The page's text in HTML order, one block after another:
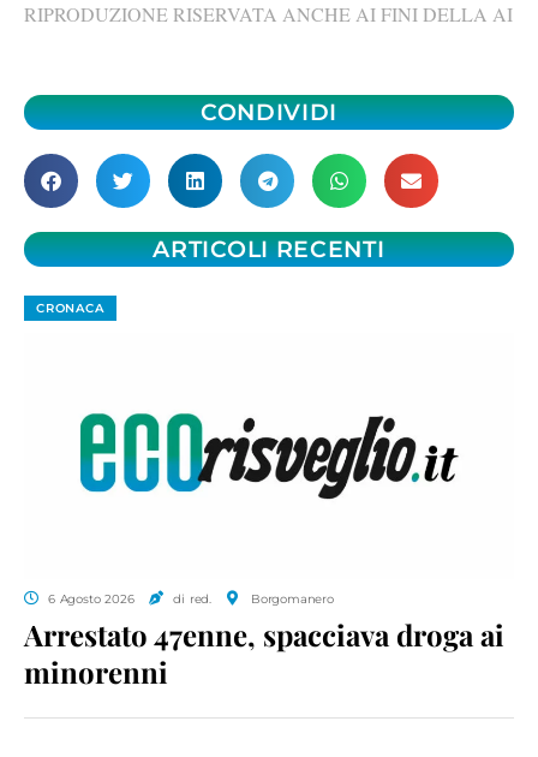
RIPRODUZIONE RISERVATA ANCHE AI FINI DELLA AI
CONDIVIDI
ARTICOLI RECENTI
CRONACA
6 Agosto 2026 di red. Borgomanero
Arrestato 47enne, spacciava droga ai
minorenni